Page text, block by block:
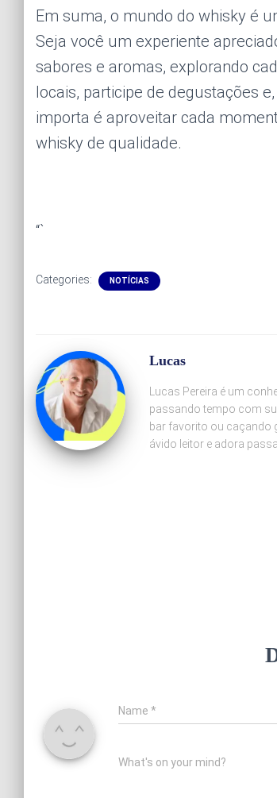
Em suma, o mundo do whisky é
Seja você um experiente
sabores e aromas, explorando
locais, participe de degustações
importa é aproveitar cada
whisky de qualidade.
“`
Categories: NOTÍCIAS
Lucas
Lucas Pereira é um
passando tempo com
bar favorito ou caçando
ávido leitor e adora
Name *
What's on your mind?